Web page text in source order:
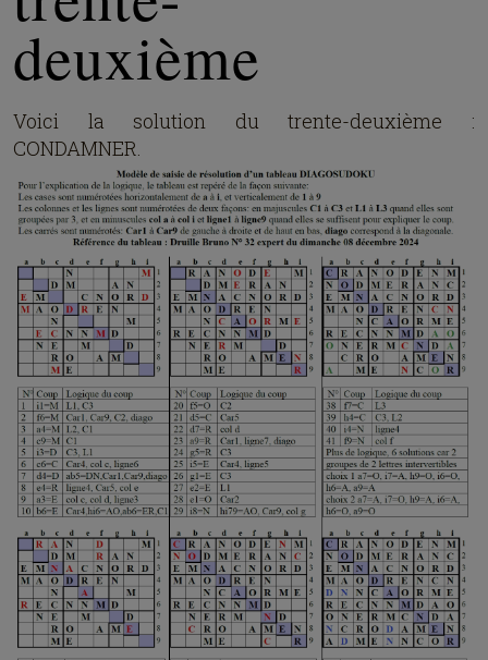
deuxième
Voici la solution du trente-deuxième :
CONDAMNER.